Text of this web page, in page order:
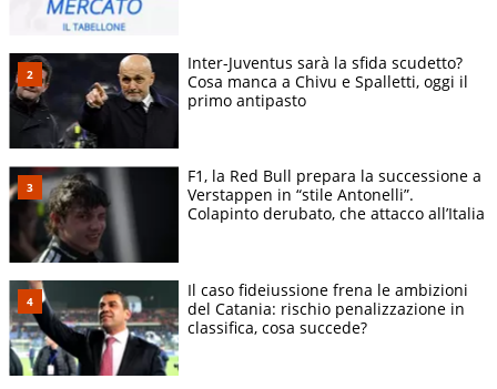
Inter-Juventus sarà la sfida scudetto?
Cosa manca a Chivu e Spalletti, oggi il
primo antipasto
F1, la Red Bull prepara la successione a
Verstappen in “stile Antonelli”.
Colapinto derubato, che attacco all’Italia
Il caso fideiussione frena le ambizioni
del Catania: rischio penalizzazione in
classifica, cosa succede?